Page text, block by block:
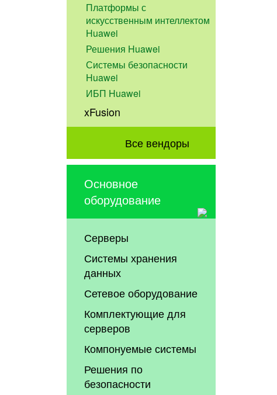
Платформы с
искусственным интеллектом
Huawei
Решения Huawei
Системы безопасности
Huawei
ИБП Huawei
xFusion
Все вендоры
Основное
оборудование
Серверы
Системы хранения
данных
Сетевое оборудование
Комплектующие для
серверов
Компонуемые системы
Решения по
безопасности